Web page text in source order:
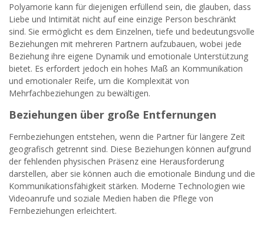
Polyamorie kann für diejenigen erfüllend sein, die glauben, dass
Liebe und Intimität nicht auf eine einzige Person beschränkt
sind. Sie ermöglicht es dem Einzelnen, tiefe und bedeutungsvolle
Beziehungen mit mehreren Partnern aufzubauen, wobei jede
Beziehung ihre eigene Dynamik und emotionale Unterstützung
bietet. Es erfordert jedoch ein hohes Maß an Kommunikation
und emotionaler Reife, um die Komplexität von
Mehrfachbeziehungen zu bewältigen.
Beziehungen über große Entfernungen
Fernbeziehungen entstehen, wenn die Partner für längere Zeit
geografisch getrennt sind. Diese Beziehungen können aufgrund
der fehlenden physischen Präsenz eine Herausforderung
darstellen, aber sie können auch die emotionale Bindung und die
Kommunikationsfähigkeit stärken. Moderne Technologien wie
Videoanrufe und soziale Medien haben die Pflege von
Fernbeziehungen erleichtert.